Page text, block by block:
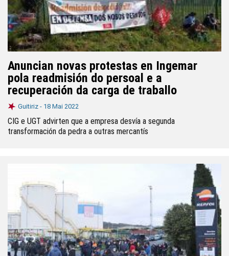
Anuncian novas protestas en Ingemar
pola readmisión do persoal e a
recuperación da carga de traballo
Guitiriz - 18 Mai 2022
CIG e UGT advirten que a empresa desvía a segunda
transformación da pedra a outras mercantís